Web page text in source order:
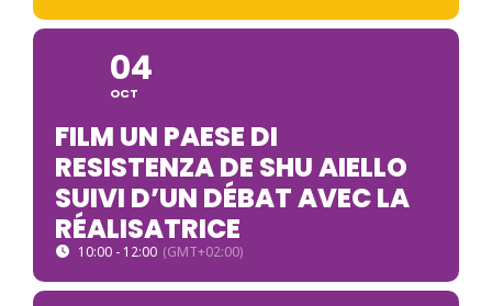
04
OCT
FILM UN PAESE DI
RESISTENZA DE SHU AIELLO
SUIVI D’UN DÉBAT AVEC LA
RÉALISATRICE
10:00 - 12:00 (GMT+02:00)